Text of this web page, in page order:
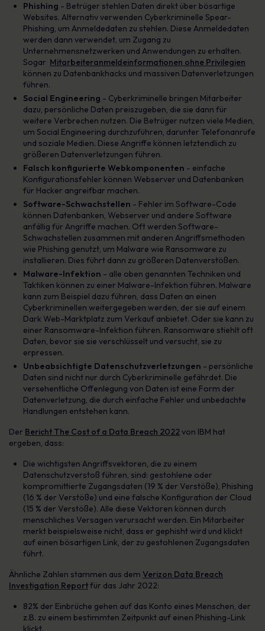
Phishing - Betrüger stehlen Daten direkt über bösartige
Websites. Alternativ verwenden Cyberkriminelle Spear-
Phishing, um Anmeldedaten zu stehlen. Diese Anmeldedaten
werden dann verwendet, um Zugang zu
Unternehmensnetzwerken und Anwendungen zu erhalten.
Sogar Mitarbeiteranmeldeinformationen ohne Privilegien
können zu Datenbankhacks und massiven Datenverletzungen
führen.
Social Engineering - Cyberkriminelle bringen Mitarbeiter
dazu, persönliche Daten preiszugeben, die sie dann für
weitere Verbrechen nutzen. Die Betrüger nutzen viele Medien,
um Social Engineering durchzuführen, darunter Telefonanrufe
und soziale Medien. Diese Angriffe können letztendlich zu
größeren Datenverletzungen führen.
Falsch konfigurierte Webkomponenten - einfache
Konfigurationsfehler können Webserver und Datenbanken
für Hacker angreifbar machen.
Software-Schwachstellen - Fehler im Software-Code
können Datenbanken, Webserver und andere Software
anfällig für Angriffe machen. Oft werden Software-
Schwachstellen zusammen mit anderen Angriffsmethoden
wie Phishing genutzt, um Malware wie Ransomware zu
installieren. Dies führt dann zu größeren Datenverstößen.
Malware-Infektion - alle oben genannten Techniken und
Taktiken können zu einer Malware-Infektion führen. Malware
kann zum Beispiel dazu führen, dass Daten an einen
Cyberkriminellen weitergegeben werden, der sie auf einem
Dark Web-Marktplatz zum Verkauf anbietet. Oder sie kann zu
einer Ransomware-Infektion führen. Ransomware stiehlt oft
Daten, bevor sie sie verschlüsselt und versucht, sie zu
erpressen.
Unbeabsichtigte Datenschutzverletzungen - persönliche
Daten sind nicht nur durch Cyberkriminelle gefährdet. Die
versehentliche Offenlegung von Daten ist eine Form der
Datenverletzung, die durch einfache Fehler und unbedachte
Handlungen entstehen kann.
Der Bericht The Cost of a Data Breach 2022von IBM hat
ergeben, dass:
Die wichtigsten Angriffsvektoren, die zu einem
Datenschutzverstoß führen, sind: gestohlene oder
kompromittierte Zugangsdaten (19 % der Verstöße), Phishing
(16 % der Verstöße) und eine falsche Konfiguration der Cloud
(15 % der Verstöße). Alle diese Vektoren können durch
menschliches Versagen verursacht werden. Ein Mitarbeiter
merkt beispielsweise nicht, dass er gephisht wird und klickt
auf einen bösartigen Link, der zu gestohlenen Zugangsdaten
führt.
Ähnliche Zahlen stammen aus dem Verizon Data Breach
Investigation Reportfür das Jahr 2022:
82% der Einbrüche gehen auf das Konto eines Menschen, der
z.B. zu einem bestimmten Zeitpunkt auf einen Phishing-Link
klickt.